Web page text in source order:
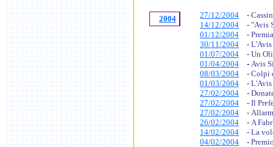
27/12/2004
14/12/2004
01/12/2004
30/11/2004
01/07/2004
01/04/2004
08/03/2004
01/03/2004
27/02/2004
27/02/2004
27/02/2004
26/02/2004
14/02/2004
04/02/2004
-
- "Avis
-
- L'Avis
- Un
- Avis
- Colpi
- L'Avis
-
- Il
-
- A
- La
-
2004